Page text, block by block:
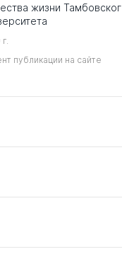
жизни
публикации на сайте